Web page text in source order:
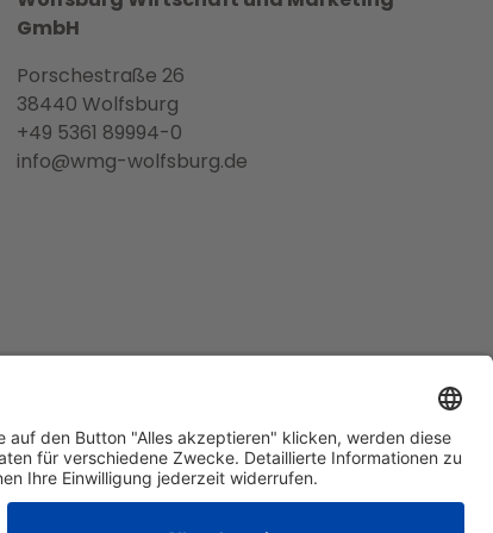
GmbH
Porschestraße 26
38440 Wolfsburg
+49 5361 89994-0
info@wmg-wolfsburg.de